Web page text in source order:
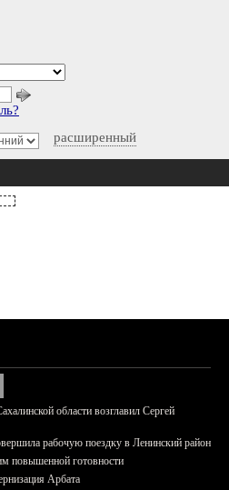
расширенный
области возглавил Сергей
рабочую поездку в Ленинский район
повышенной готовности
Арбата